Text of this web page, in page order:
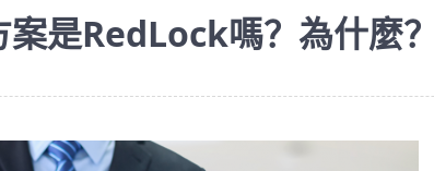
案是RedLock嗎？為什麼